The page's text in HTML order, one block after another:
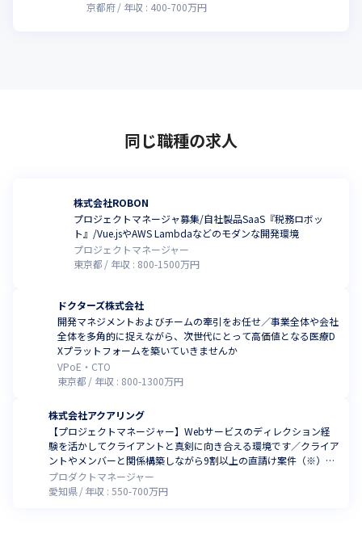
京都府
年収 : 400-700万円
同じ職種の求人
株式会社ROBON
プロジェクトマネージャ募集/自社製品SaaS『税務ロボッ
ト』/Vue.jsやAWS Lambdaなどのモダンな開発環境
プロジェクトマネージャー
東京都
年収 : 800-1500万円
ドクターズ株式会社
開発マネジメントおよびチームの牽引をお任せ／事業全体や会社
全体を多角的に捉えながら、次世代にとって高価値となる医療D
Xプラットフォームを築いていきませんか
VPoE・CTO
東京都
年収 : 800-1300万円
株式会社アクアリング
【プロジェクトマネージャー】Webサービスのディレクション経
験を活かしてクライアントと真剣に向き合える環境です／クライア
ントやメンバーと関係構築しながら9割以上の直請け案件（※）を
リードしませんか（※2024年2月時点）
プロダクトマネージャー
愛知県
年収 :550-700万円